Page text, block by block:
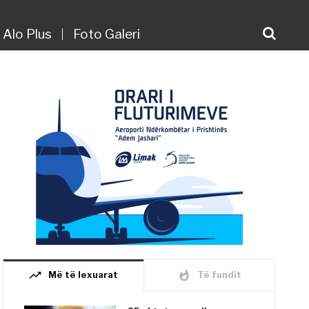
Alo Plus Foto Galeri
trending_up Më të lexuarat whatshot Të fundit